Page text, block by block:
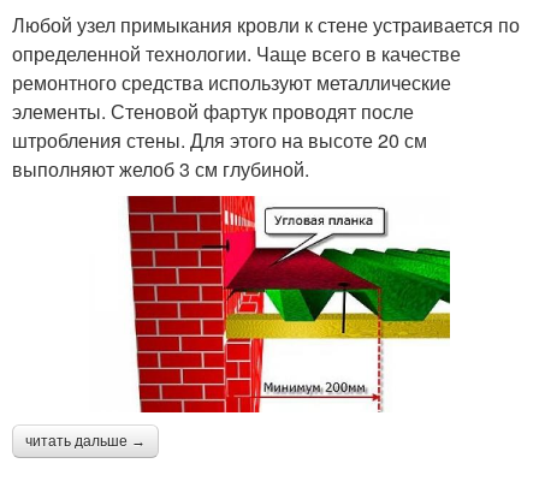
Любой узел примыкания кровли к стене устраивается по
определенной технологии. Чаще всего в качестве
ремонтного средства используют металлические
элементы. Стеновой фартук проводят после
штробления стены. Для этого на высоте 20 см
выполняют желоб 3 см глубиной.
читать дальше →